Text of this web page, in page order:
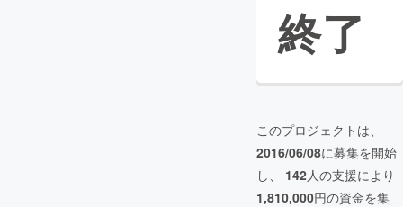
終了
このプロジェクトは、
2016/06/08に募集を開始
し、 142人の支援により
1,810,000円の資金を集